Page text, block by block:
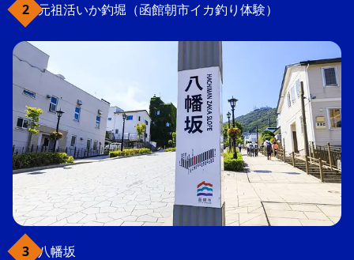
元祖活いか釣堀（函館朝市イカ釣り体験）
八幡坂